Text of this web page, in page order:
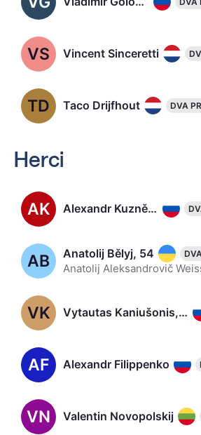
VS Vincent Sinceretti
TD Taco Drijfhout DVA
Herci
AK Alexandr Kuzněcov, 34
AB Anatolij Bělyj, 54
VK Vytautas Kaniušonis, 62
AF Alexandr Filippenko
VN Valentin Novopolskij